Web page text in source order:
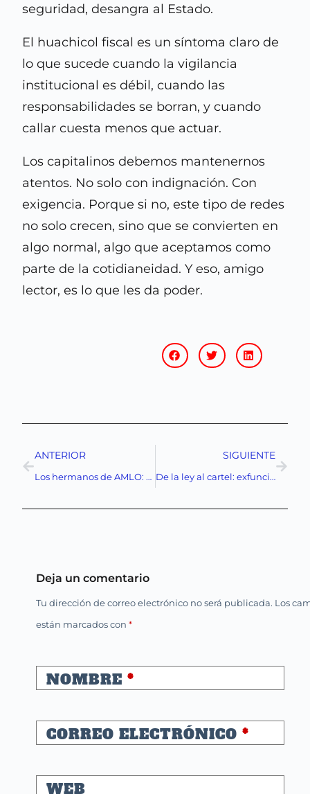
seguridad, desangra al Estado.
El huachicol fiscal es un síntoma claro de
lo que sucede cuando la vigilancia
institucional es débil, cuando las
responsabilidades se borran, y cuando
callar cuesta menos que actuar.
Los capitalinos debemos mantenernos
atentos. No solo con indignación. Con
exigencia. Porque si no, este tipo de redes
no solo crecen, sino que se convierten en
algo normal, algo que aceptamos como
parte de la cotidianeidad. Y eso, amigo
lector, es lo que les da poder.
ANTERIOR
Los hermanos de AMLO: sobres, desfalcos y presuntos nexos criminales que retan el discurso de la 4T
SIGUIENTE
De la ley al cartel: exfuncionarios de la 4T que terminaron en redes criminales y el efecto dominó en México
Deja un comentario
Tu dirección de correo electrónico no será publicada. Los
están marcados con*
NOMBRE *
CORREO ELECTRÓNICO *
WEB